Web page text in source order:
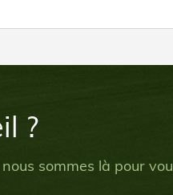
?
sommes là pour